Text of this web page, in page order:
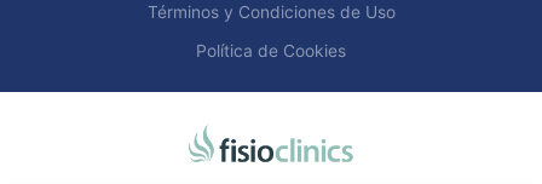
Términos y Condiciones de Uso
Política de Cookies